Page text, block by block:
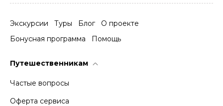
Экскурсии Туры Блог
О проекте
Бонусная программа
Помощь
Путешественникам
Частые вопросы
Оферта сервиса